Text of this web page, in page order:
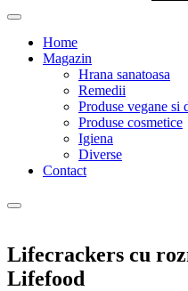
Home
Magazin
Hrana sanatoasa
Remedii
Produse vegane si
Produse cosmetice
Igiena
Diverse
Contact
Lifecrackers cu
Lifefood